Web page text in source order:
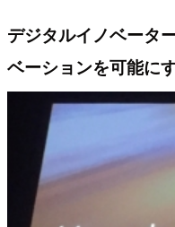
デジタルイノベータ
ベーションを可能に